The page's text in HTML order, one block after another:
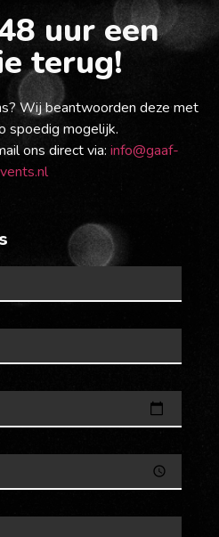
uur een
terug!
Wij beantwoorden deze met
spoedig mogelijk.
ons direct via: info@gaaf-